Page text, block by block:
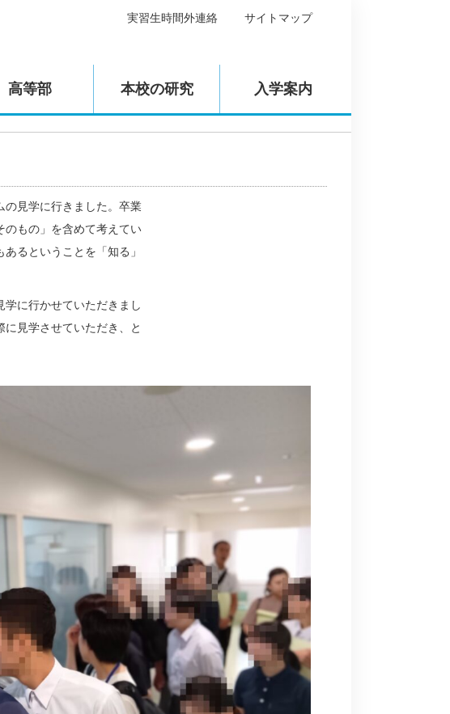
実習生時間外連絡 サイトマップ
高等部 本校の研究 入学案内
の見学に行きました。卒業
のもの」を含めて考えてい
るということを「知る」
に行かせていただきまし
見学させていただき、と